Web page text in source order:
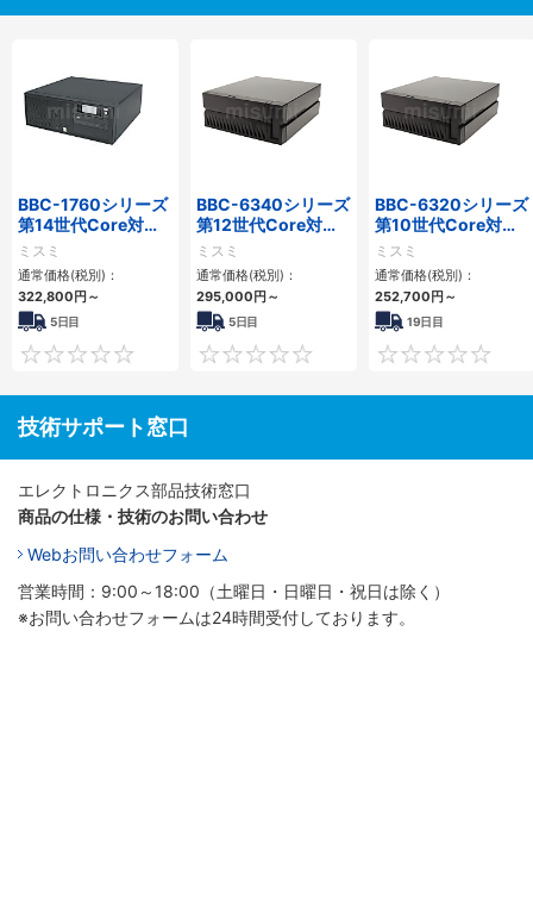
BBC-1760シリーズ
第14世代Core対応
小型フロアマウント
3PCIe
ミスミ
通常価格(税別)：
322,800円～
5日目
0
BBC-6340シリーズ
第12世代Core対応
小型フロアマウント
PC2PCI/2PCIe
ミスミ
通常価格(税別)：
295,000円～
5日目
0
BBC-6320シリーズ
第10世代Core対応
小型フロアマウント
FAPC 2PCI・2PCIe
ミスミ
通常価格(税別)：
252,700円～
19日目
技術サポート窓口
エレクトロニクス部品技術窓口
商品の仕様・技術のお問い合わせ
Webお問い合わせフォーム
営業時間：9:00～18:00（土曜日・日曜日・祝日は除く）
※お問い合わせフォームは24時間受付しております。